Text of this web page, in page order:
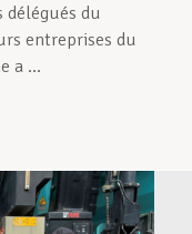
du
entreprises du
a ...